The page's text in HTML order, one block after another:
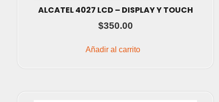
ALCATEL 4027 LCD – DISPLAY Y TOUCH
$350.00
Añadir al carrito